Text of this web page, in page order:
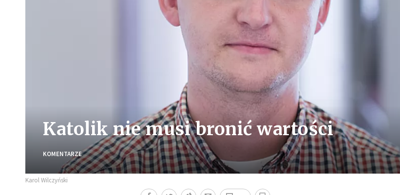
Katolik nie musi bronić wartości
KOMENTARZE
Karol Wilczyński